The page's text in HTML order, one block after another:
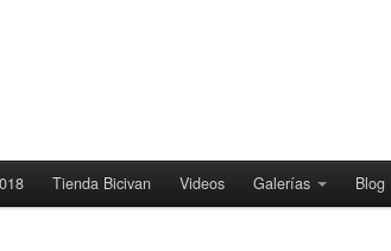
Tienda Bicivan Videos Galerías Blog